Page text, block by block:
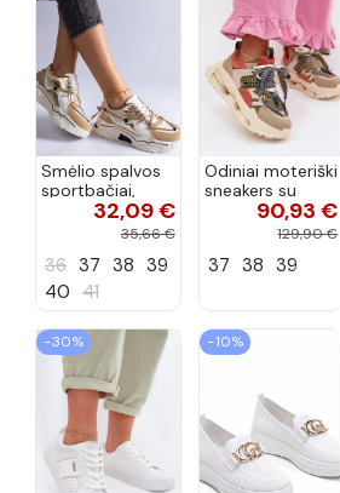
Smėlio spalvos
sportbačiai,
dekoruoti Valdez
cirkonio virvele
32,09 €
35,66 €
36 37 38 39
40 41
Odiniai moteriški
sneakers su
platforma D&A
CR61-3133
90,93 €
129,90 €
37 38 39
−30% −10%